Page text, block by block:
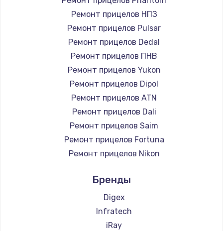
Ремонт прицелов НПЗ
Ремонт прицелов Pulsar
Ремонт прицелов Dedal
Ремонт прицелов ПНВ
Ремонт прицелов Yukon
Ремонт прицелов Dipol
Ремонт прицелов ATN
Ремонт прицелов Dali
Ремонт прицелов Saim
Ремонт прицелов Fortuna
Ремонт прицелов Nikon
Ремонт прицелов Artelv
Ремонт прицелов Hakko
Ремонт прицелов HALES
Ремонт прицелов Leica
Бренды
Digex
Infratech
iRay